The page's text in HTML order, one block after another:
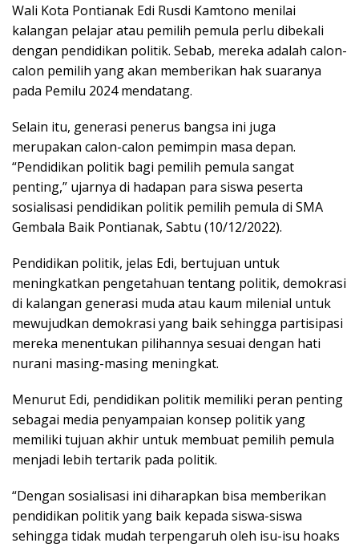
Wali Kota Pontianak Edi Rusdi Kamtono menilai
kalangan pelajar atau pemilih pemula perlu dibekali
dengan pendidikan politik. Sebab, mereka adalah calon-
calon pemilih yang akan memberikan hak suaranya
pada Pemilu 2024 mendatang.
Selain itu, generasi penerus bangsa ini juga
merupakan calon-calon pemimpin masa depan.
“Pendidikan politik bagi pemilih pemula sangat
penting,” ujarnya di hadapan para siswa peserta
sosialisasi pendidikan politik pemilih pemula di SMA
Gembala Baik Pontianak, Sabtu (10/12/2022).
Pendidikan politik, jelas Edi, bertujuan untuk
meningkatkan pengetahuan tentang politik, demokrasi
di kalangan generasi muda atau kaum milenial untuk
mewujudkan demokrasi yang baik sehingga partisipasi
mereka menentukan pilihannya sesuai dengan hati
nurani masing-masing meningkat.
Menurut Edi, pendidikan politik memiliki peran penting
sebagai media penyampaian konsep politik yang
memiliki tujuan akhir untuk membuat pemilih pemula
menjadi lebih tertarik pada politik.
“Dengan sosialisasi ini diharapkan bisa memberikan
pendidikan politik yang baik kepada siswa-siswa
sehingga tidak mudah terpengaruh oleh isu-isu hoaks